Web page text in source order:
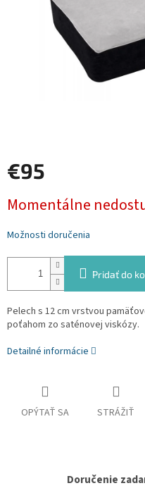
€95
cena:
Momentálne
Možnosti doručenia
Pridať do
Pelech s 12 cm vrstvou
poťahom zo saténovej viskózy.
Detailné informácie
OPÝTAŤ SA STRÁŽIŤ
Doručenie